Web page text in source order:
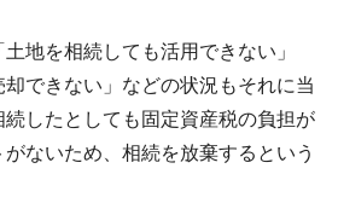
地を相続しても活用できない」
却できない」などの状況もそれに当
したとしても固定資産税の負担が
ないため、相続を放棄するという